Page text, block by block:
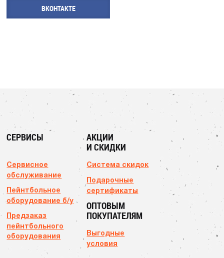
ВКОНТАКТЕ
СЕРВИСЫ
Сервисное
обслуживание
Пейнтбольное
оборудование б/у
Предзаказ
пейнтбольного
оборудования
АКЦИИ
И СКИДКИ
Система скидок
Подарочные
сертификаты
ОПТОВЫМ
ПОКУПАТЕЛЯМ
Выгодные
условия